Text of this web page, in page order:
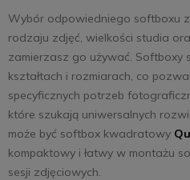
Wybór odpowiedniego softboxu
rodzaju zdjęć, wielkości studia
zamierzasz go używać. Softboxy
kształtach i rozmiarach, co
specyficznych potrzeb
które szukają uniwersalnych
może być softbox kwadratowy
kompaktowy i łatwy w montażu
sesji zdjęciowych.